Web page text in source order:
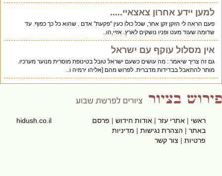
למען יידע אחרון צאצאיי.....
פעם הראה לי הזקן זקן אחר, שכל כולו כעין "פקעת" אדם . שהוא כל כך כפוף. עד
שדומה שעוד מעט ופניו נושקים לארץ. אזיי,הו..
אין מסלול עוקף עם ישראל
גם זה צריך שיאמר : מה עושים כשעם ישראל טובל בטינופת מוסרית מנוער מערכיו.
מותר להתאבל בבדידות מדברית. לפרוש מהם [אליהו ירמיה ו..
ראשי|אתרי עזר|אודות חידוש|פרסם
באתר|הצהרת נגישות|מדיניות
פרטיות|צור קשר
hidush.co.il